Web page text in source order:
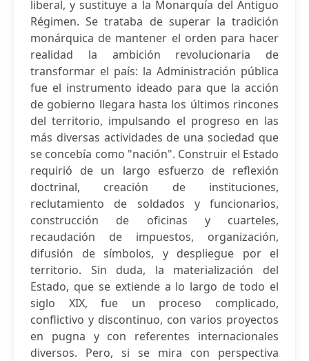
liberal, y sustituye a la Monarquía del Antiguo
Régimen. Se trataba de superar la tradición
monárquica de mantener el orden para hacer
realidad la ambición revolucionaria de
transformar el país: la Administración pública
fue el instrumento ideado para que la acción
de gobierno llegara hasta los últimos rincones
del territorio, impulsando el progreso en las
más diversas actividades de una sociedad que
se concebía como "nación". Construir el Estado
requirió de un largo esfuerzo de reflexión
doctrinal, creación de instituciones,
reclutamiento de soldados y funcionarios,
construcción de oficinas y cuarteles,
recaudación de impuestos, organización,
difusión de símbolos, y despliegue por el
territorio. Sin duda, la materialización del
Estado, que se extiende a lo largo de todo el
siglo XIX, fue un proceso complicado,
conflictivo y discontinuo, con varios proyectos
en pugna y con referentes internacionales
diversos. Pero, si se mira con perspectiva